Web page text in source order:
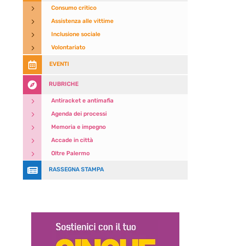
5 Consumo critico
5 Assistenza alle vittime
5 Inclusione sociale
5 Volontariato
 EVENTI
 RUBRICHE
5 Antiracket e antimafia
5 Agenda dei processi
5 Memoria e impegno
5 Accade in città
5 Oltre Palermo
 RASSEGNA STAMPA